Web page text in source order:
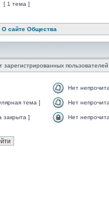
[ 1 тема ]
О сайте Общества
пользователей
Нет
тема ] Нет
закрыта ] Нет